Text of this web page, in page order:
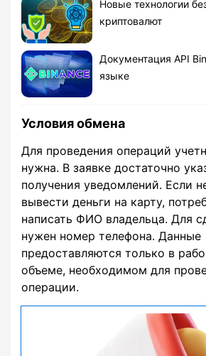
Новые технологии
криптовалют
Документация API
языке
Условия обмена
Для проведения операций
нужна. В заявке достаточно
получения уведомлений. Если
вывести деньги на карту,
написать ФИО владельца. Для
нужен номер телефона. Данные
предоставляются только в
объеме, необходимом для
операции.